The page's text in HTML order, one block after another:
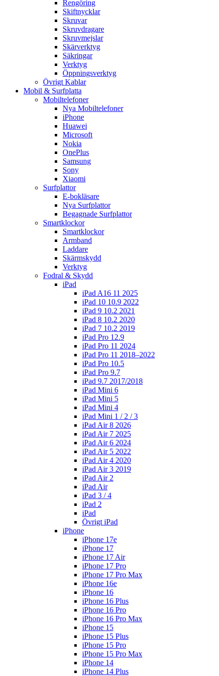
Rengöring
Skiftnycklar
Skruvar
Skruvdragare
Skruvmejslar
Skärverktyg
Säkringar
Verktyg
Öppningsverktyg
Övrigt Kablar
Mobil & Surfplatta
Mobiltelefoner
Nya Mobiltelefoner
iPhone
Huawei
Microsoft
Nokia
OnePlus
Samsung
Sony
Xiaomi
Surfplattor
E-bokläsare
Nya Surfplattor
Begagnade Surfplattor
Smartklockor
Smartklockor
Armband
Laddare
Skärmskydd
Verktyg
Fodral & Skydd
iPad
iPad A16 11 2025
iPad 10 10.9 2022
iPad 9 10.2 2021
iPad 8 10.2 2020
iPad 7 10.2 2019
iPad Pro 12.9
iPad Pro 11 2024
iPad Pro 11 2018–2022
iPad Pro 10.5
iPad Pro 9.7
iPad 9.7 2017/2018
iPad Mini 6
iPad Mini 5
iPad Mini 4
iPad Mini 1 / 2 / 3
iPad Air 8 2026
iPad Air 7 2025
iPad Air 6 2024
iPad Air 5 2022
iPad Air 4 2020
iPad Air 3 2019
iPad Air 2
iPad Air
iPad 3 / 4
iPad 2
iPad
Övrigt iPad
iPhone
iPhone 17e
iPhone 17
iPhone 17 Air
iPhone 17 Pro
iPhone 17 Pro Max
iPhone 16e
iPhone 16
iPhone 16 Plus
iPhone 16 Pro
iPhone 16 Pro Max
iPhone 15
iPhone 15 Plus
iPhone 15 Pro
iPhone 15 Pro Max
iPhone 14
iPhone 14 Plus